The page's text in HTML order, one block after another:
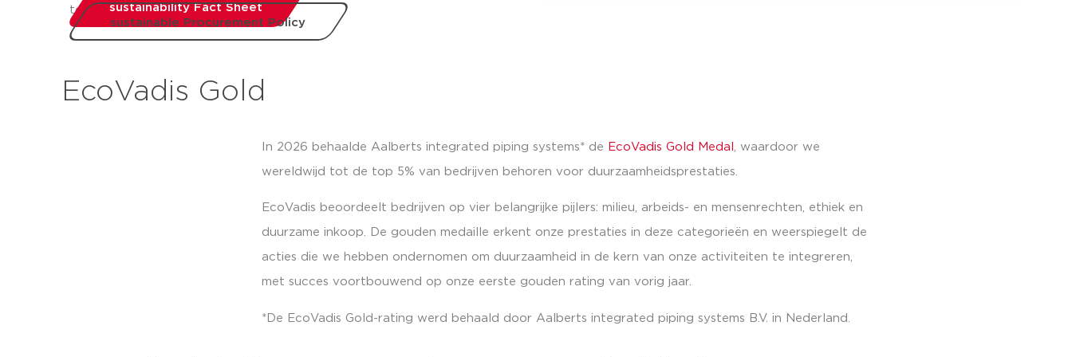
toekomst.sustainability Fact Sheet
sustainable Procurement Policy
EcoVadis Gold
In 2026 behaalde Aalberts integrated piping systems* de EcoVadis Gold Medal , waardoor we
wereldwijd tot de top 5% van bedrijven behoren voor duurzaamheidsprestaties.
EcoVadis beoordeelt bedrijven op vier belangrijke pijlers: milieu, arbeids- en mensenrechten, ethiek en
duurzame inkoop. De gouden medaille erkent onze prestaties in deze categorieën en weerspiegelt de
acties die we hebben ondernomen om duurzaamheid in de kern van onze activiteiten te integreren,
met succes voortbouwend op onze eerste gouden rating van vorig jaar.
*De EcoVadis Gold-rating werd behaald door Aalberts integrated piping systems B.V. in Nederland.